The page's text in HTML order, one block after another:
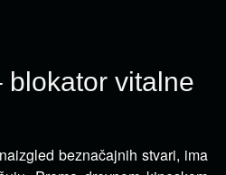
blokator vitalne
beznačajnih stvari, ima